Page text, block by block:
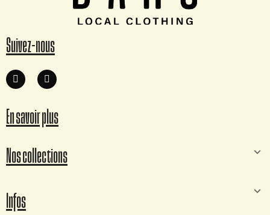
Suivez-nous
En savoir plus
Nos collections
Infos